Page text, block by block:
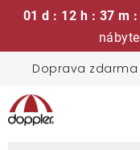
01 d : 12 h : 37 m
obsah
Doprava
Sedací soupravy
Slunečníky